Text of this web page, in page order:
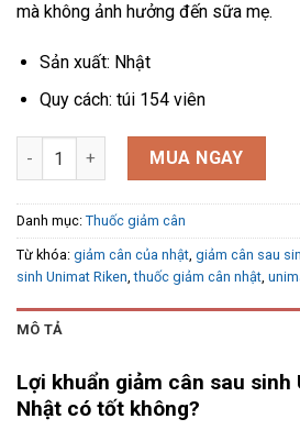
mà không ảnh hưởng đến sữa mẹ.
Sản xuất: Nhật
Quy cách: túi 154 viên
Giảm cân sau sinh Unimat Riken 154
MUA NGAY
Danh mục: Thuốc giảm cân
Từ khóa: giảm cân của nhật, giảm cân sau
sinh Unimat Riken,thuốc giảm cân nhật,
MÔ TẢ
Lợi khuẩn giảm cân sau sinh
Nhật có tốt không?